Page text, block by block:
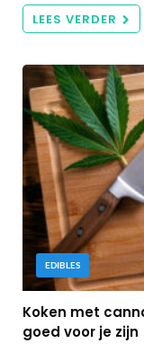
LEES VERDER
EDIBLES
Koken met
goed voor je zijn